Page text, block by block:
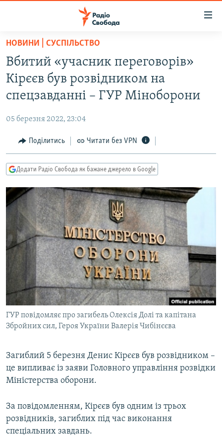
Перейти
основного
матеріалу
Перейти
до
основної
навігації
Перейти
до
пошуку
РАДІО СВОБОДА – 70 РОКІВ
ВСЕ ЗА ДОБУ
СТАТТІ
ЕКОНОМІКА
СУСПІЛЬСТВО
УКРАЇНА
СВІТ
РОСІЙСЬКА «ФІЛЬТРАЦІЯ»
ДОНБАС.РЕАЛІЇ
ТИ ЯК?
СХЕМИ
КИТАЙ.ВИКЛИКИ
МУЛЬТИМЕДІА
ФОТО
СПЕЦПРОЄКТИ
ПОДКАСТИ
КРИМ РЕАЛІЇ
РУС
КТАТ
ДОЛУЧАЙСЯ!
НОВИНИ | СУСПІЛЬСТВО
Вбитий «учасник переговорів»
Кірєєв був розвідником на
спецзавданні – ГУР Міноборони
05 березня 2022, 23:04
Поділитись Читати без VPN
Додати Радіо Свобода як бажане джерело в Google
ГУР повідомляє про загибель Олексія Долі та капітана
Збройних сил, Героя України Валерія Чибінєєва
Загиблий 5 березня Денис Кірєєв був розвідником –
це випливає із заяви Головного управління розвідки
Міністерства оборони.
За повідомленням, Кірєєв був одним із трьох
розвідників, загиблих під час виконання
спеціальних завдань.